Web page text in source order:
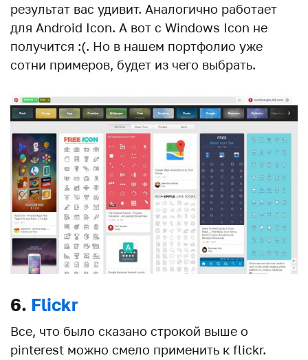
результат вас удивит. Аналогично работает
для Android Icon. А вот с Windows Icon не
получится :(. Но в нашем портфолио уже
сотни примеров, будет из чего выбрать.
6. Flickr
Все, что было сказано строкой выше о
pinterest можно смело применить к flickr.